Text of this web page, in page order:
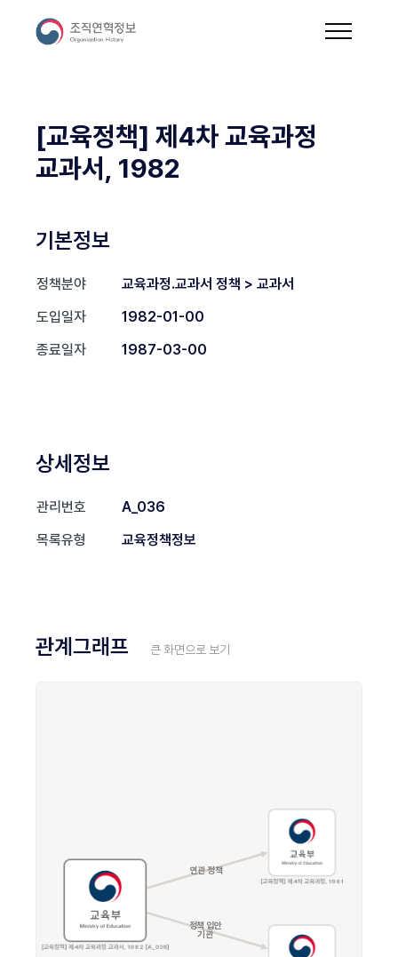
[교육정책] 제4차 교육과정
교과서, 1982
기본정보
정책분야
교육과정.교과서 정책 > 교과서
도입일자
1982-01-00
종료일자
1987-03-00
상세정보
관리번호
A_036
목록유형
교육정책정보
관계그래프 큰 화면으로 보기